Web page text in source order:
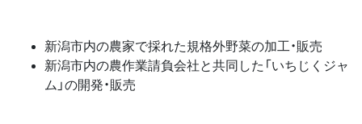
新潟市内の農家で採れた規格外野菜の加工・販売
新潟市内の農作業請負会社と共同した「いちじくジャ
ム」の開発・販売